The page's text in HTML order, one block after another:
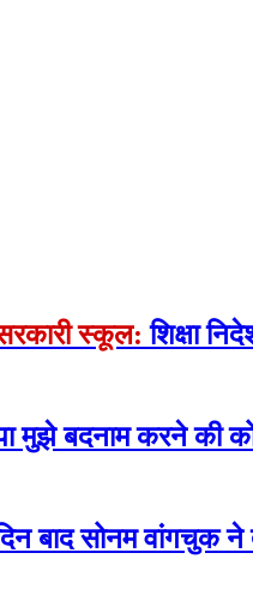
स्कूल: शिक्षा
मुझे बदनाम करने की
बाद सोनम वांगचुक